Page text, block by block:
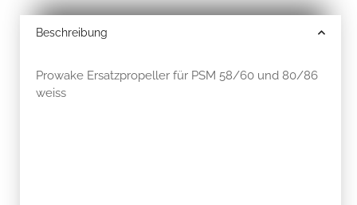
Beschreibung
Prowake Ersatzpropeller für PSM 58/60 und 80/86
weiss